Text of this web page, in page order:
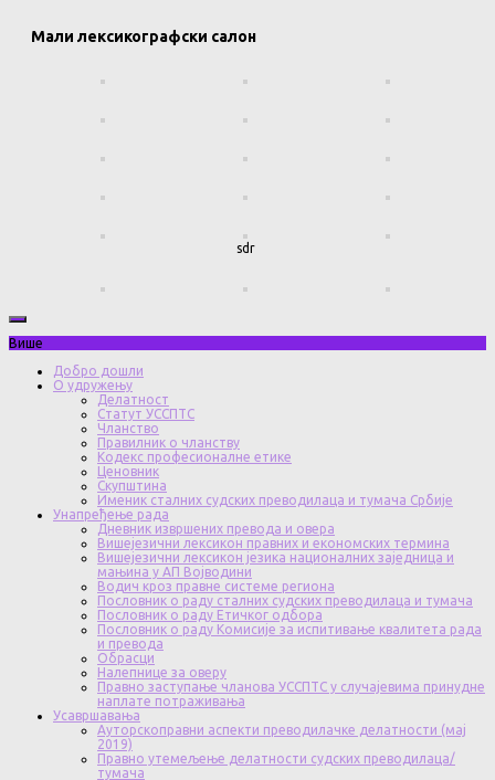
Мали лексикографски салон
sdr
Више
Добро дошли
О удружењу
Делатност
Статут УССПТС
Чланство
Правилник о чланству
Кодекс професионалне етике
Ценовник
Скупштина
Именик сталних судских преводилаца и тумача Србије
Унапређење рада
Дневник извршених превода и овера
Вишејезични лексикон правних и економских термина
Вишејезични лексикон језика националних заједница и
мањина у АП Војводини
Водич кроз правне системе региона
Пословник о раду сталних судских преводилаца и тумача
Пословник о раду Етичког одбора
Пословник о раду Комисије за испитивање квалитета рада
и превода
Обрасци
Налепнице за оверу
Правно заступање чланова УССПТС у случајевима принудне
наплате потраживања
Усавршавања
Ауторскоправни аспекти преводилачке делатности (мај
2019)
Правно утемељење делатности судских преводилаца/
тумача